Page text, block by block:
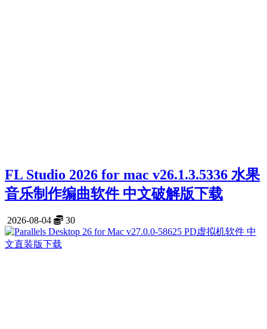
FL Studio 2026 for mac v26.1.3.5336 水果
音乐制作编曲软件 中文破解版下载
2026-08-04 30